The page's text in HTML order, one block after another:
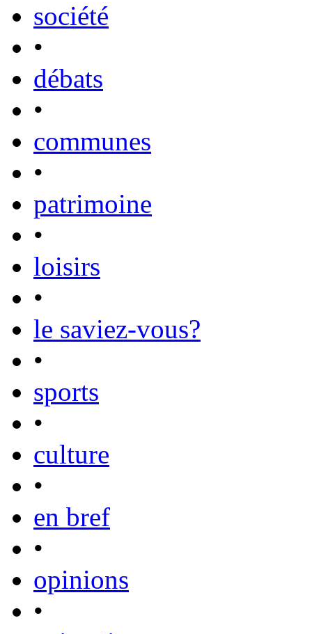
société
•
débats
•
communes
•
patrimoine
•
loisirs
•
le saviez-vous?
•
sports
•
culture
•
en bref
•
opinions
•